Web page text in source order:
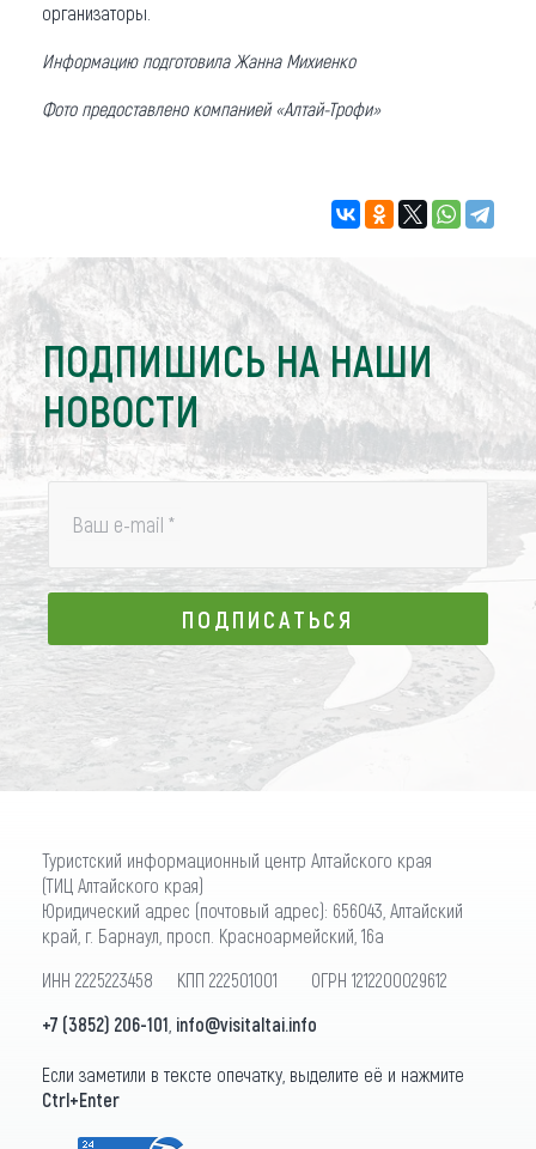
организаторы.
Информацию подготовила Жанна Михиенко
Фото предоставлено компанией «Алтай-Трофи»
ПОДПИШИСЬ НА НАШИ
НОВОСТИ
Ваш e-mail *
ПОДПИСАТЬСЯ
ПОДПИСАТЬСЯ
Туристский информационный центр Алтайского края
(ТИЦ Алтайского края)
Юридический адрес (почтовый адрес): 656043, Алтайский
край, г. Барнаул, просп. Красноармейский, 16а
ИНН 2225223458 КПП 222501001 ОГРН 1212200029612
+7 (3852) 206-101 info@visitaltai.info
Если заметили в тексте опечатку, выделите её и нажмите
Ctrl+Enter